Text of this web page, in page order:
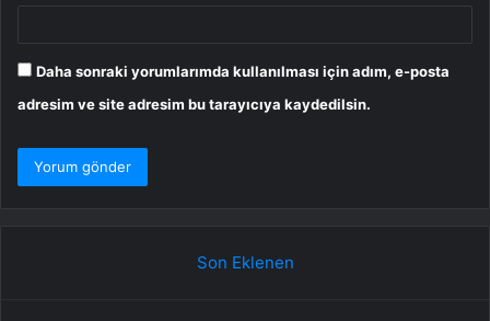
Daha sonraki yorumlarımda kullanılması için adım, e-posta
adresim ve site adresim bu tarayıcıya kaydedilsin.
Son Eklenen